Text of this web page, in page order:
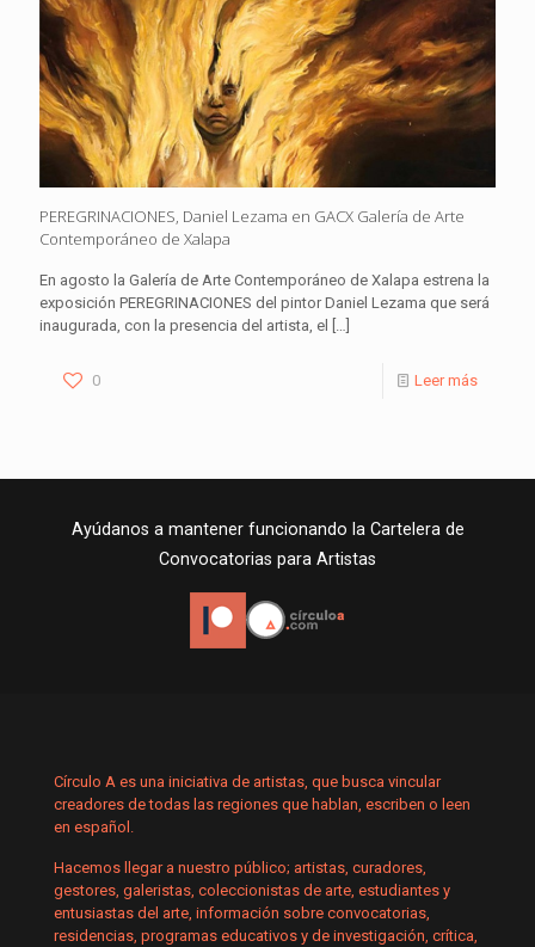
PEREGRINACIONES, Daniel Lezama en GACX Galería de Arte
Contemporáneo de Xalapa
En agosto la Galería de Arte Contemporáneo de Xalapa estrena la
exposición PEREGRINACIONES del pintor Daniel Lezama que será
inaugurada, con la presencia del artista, el […]
0 Leer más
Ayúdanos a mantener funcionando la Cartelera de
Convocatorias para Artistas
Círculo A es una iniciativa de artistas, que busca vincular
creadores de todas las regiones que hablan, escriben o leen
en español.
Hacemos llegar a nuestro público; artistas, curadores,
gestores, galeristas, coleccionistas de arte, estudiantes y
entusiastas del arte, información sobre convocatorias,
residencias, programas educativos y de investigación, crítica,